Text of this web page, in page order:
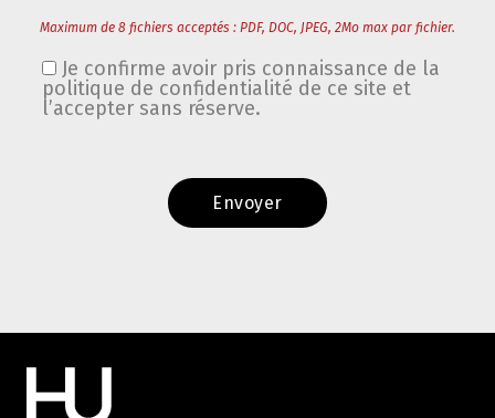
Maximum de 8 fichiers acceptés : PDF, DOC, JPEG, 2Mo max par fichier.
Je confirme avoir pris connaissance de la
politique de confidentialité de ce site et
l’accepter sans réserve.